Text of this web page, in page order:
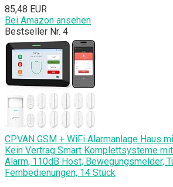
85,48 EUR
Bei Amazon ansehen
Bestseller Nr. 4
CPVAN GSM + WiFi Alarmanlage Haus
Kein Vertrag Smart Komplettsysteme
Alarm, 110dB Host, Bewegungsmelder,
Fernbedienungen, 14 Stück